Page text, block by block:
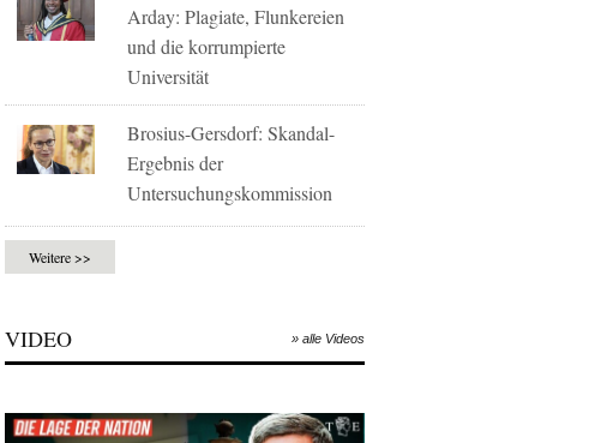
Arday: Plagiate, Flunkereien
und die korrumpierte
Universität
Brosius-Gersdorf: Skandal-
Ergebnis der
Untersuchungskommission
Weitere >>
VIDEO » alle Videos